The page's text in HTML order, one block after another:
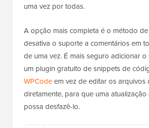
uma vez por todas.
A opção mais completa é o método
desativa o suporte a comentários em
de uma vez. É mais seguro adicionar
um plugin gratuito de snippets de
WPCodeem vez de editar os arquivos
diretamente, para que uma
possa desfazê-lo.